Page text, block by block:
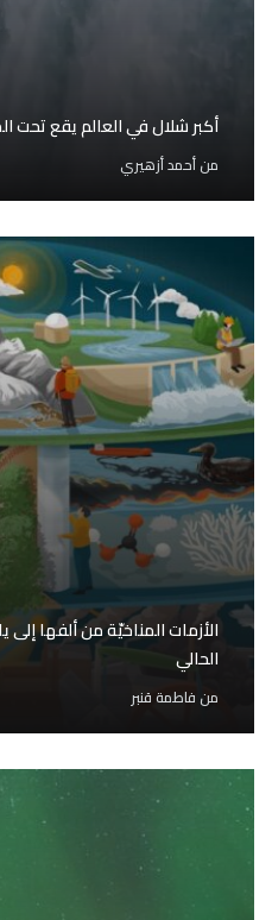
أكبر شلال في العالم يقع تحت
منأحمد أزهيري
الأزمات المناخيّة من ألفها
الحالي
من فاطمة قنبر